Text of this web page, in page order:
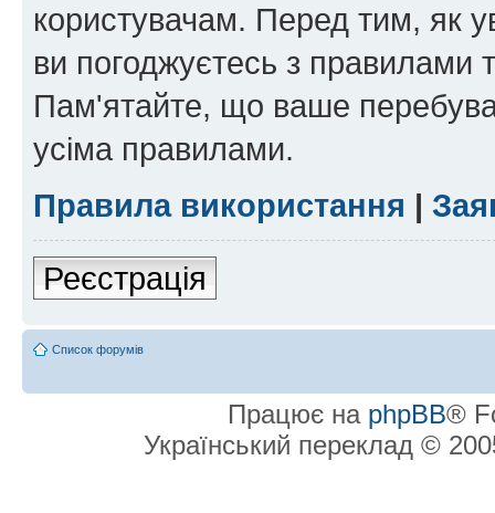
користувачам. Перед тим, як
ви погоджуєтесь з правилами
Пам'ятайте, що ваше
усіма правилами.
Правила використання |
Реєстрація
Список форумів
Працює на phpBB®
Український переклад ©